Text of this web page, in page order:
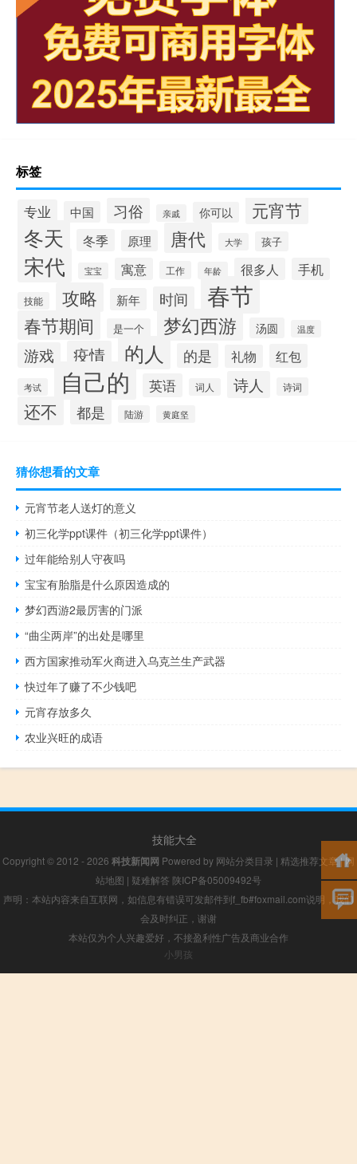
标签
专业 中国 习俗 亲戚 你可以 元宵节
冬天 冬季 原理 唐代 大学 孩子
宋代 宝宝 寓意 工作 年龄 很多人 手机
技能 攻略 新年 时间 春节
春节期间 是一个 梦幻西游 汤圆 温度
游戏 疫情 的人 的是 礼物 红包
考试 自己的 英语 词人 诗人 诗词
还不 都是 陆游 黄庭坚
猜你想看的文章
元宵节老人送灯的意义
初三化学ppt课件（初三化学ppt课件）
过年能给别人守夜吗
宝宝有胎脂是什么原因造成的
梦幻西游2最厉害的门派
“曲尘两岸”的出处是哪里
西方国家推动军火商进入乌克兰生产武器
快过年了赚了不少钱吧
元宵存放多久
农业兴旺的成语
技能大全
Copyright © 2012 - 2026 科技新闻网 Powered by 网站分类目录 | 精选推荐文章|网
站地图 | 疑难解答 陕ICP备05009492号
声明：本站内容来自互联网，如信息有错误可发邮件到f_fb#foxmail.com说明，我们
会及时纠正，谢谢
本站仅为个人兴趣爱好，不接盈利性广告及商业合作
小男孩